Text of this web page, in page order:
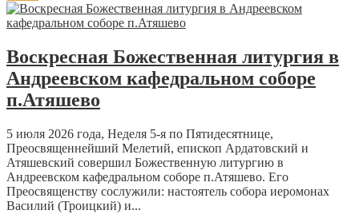
Воскресная Божественная литургия в
Андреевском кафедральном соборе
п.Атяшево
5 июля 2026 года, Неделя 5-я по Пятидесятнице,
Преосвященнейший Мелетий, епископ Ардатовский и
Атяшевский совершил Божественную литургию в
Андреевском кафедральном соборе п.Атяшево. Его
Преосвященству сослужили: настоятель собора иеромонах
Василий (Троицкий) и...